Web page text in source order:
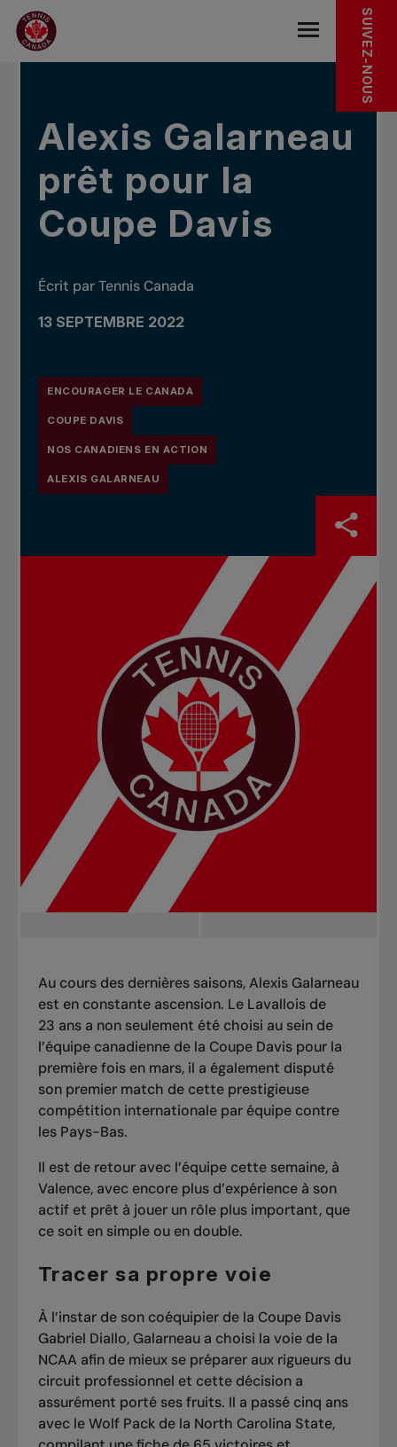
Sauter au menu principal
Sauter au contenu principal
Sauter au pied de page
DANS LES NOUVELLES SUIVEZ-NOUS
Alexis Galarneau
prêt pour la
Coupe Davis
Écrit par Tennis Canada
13 SEPTEMBRE 2022
ENCOURAGER LE CANADA
COUPE DAVIS
NOS CANADIENS EN ACTION
ALEXIS GALARNEAU
Au cours des dernières saisons, Alexis Galarneau
est en constante ascension. Le Lavallois de
23 ans a non seulement été choisi au sein de
l’équipe canadienne de la Coupe Davis pour la
première fois en mars, il a également disputé
son premier match de cette prestigieuse
compétition internationale par équipe contre
les Pays-Bas.
Il est de retour avec l’équipe cette semaine, à
Valence, avec encore plus d’expérience à son
actif et prêt à jouer un rôle plus important, que
ce soit en simple ou en double.
Tracer sa propre voie
À l’instar de son coéquipier de la Coupe Davis
Gabriel Diallo, Galarneau a choisi la voie de la
NCAA afin de mieux se préparer aux rigueurs du
circuit professionnel et cette décision a
assurément porté ses fruits. Il a passé cinq ans
avec le Wolf Pack de la North Carolina State,